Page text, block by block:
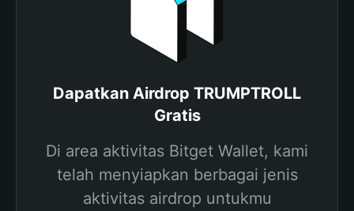
Dapatkan Airdrop TRUMPTROLL
Gratis
Di area aktivitas Bitget Wallet, kami
telah menyiapkan berbagai jenis
aktivitas airdrop untukmu